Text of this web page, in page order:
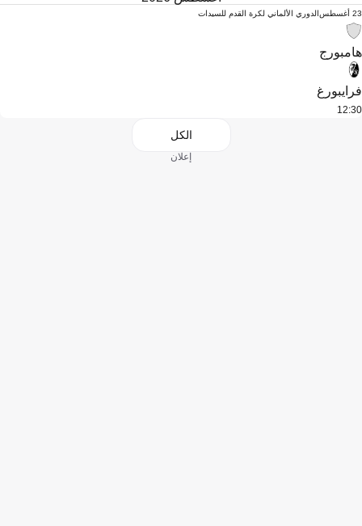
23 أغسطس الدوري الألماني لكرة القدم للسيدات
هامبورج
فرايبورغ
12:30
الكل
إعلان